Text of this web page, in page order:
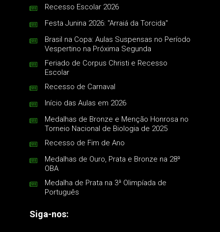
Recesso Escolar 2026
Festa Junina 2026: "Arraiá da Torcida"
Brasil na Copa: Aulas Suspensas no Período
Vespertino na Próxima Segunda
Feriado de Corpus Christi e Recesso
Escolar
Recesso de Carnaval
Início das Aulas em 2026
Medalhas de Bronze e Menção Honrosa no
Torneio Nacional de Biologia de 2025
Recesso de Fim de Ano
Medalhas de Ouro, Prata e Bronze na 28ª
OBA
Medalha de Prata na 3ª Olimpíada de
Português
Siga-nos: